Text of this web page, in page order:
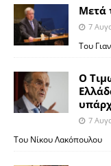
Μετά
7
Του
Ο
7
Του Νίκου Λακόπουλου